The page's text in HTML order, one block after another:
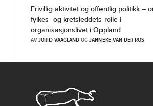
Frivillig aktivitet og offentlig politikk –
fylkes- og kretsleddets rolle i
organisasjonslivet i Oppland
AVJORID VAAGLANDOGJANNEKE VAN DER ROS